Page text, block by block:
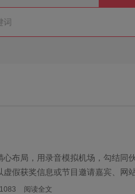
布局，用录音模拟机场，勾结同
假获奖信息或节目邀请嘉宾、网
1083 阅读全文